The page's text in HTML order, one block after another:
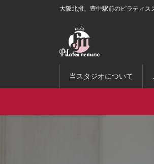
ッ
移
大阪北摂、豊中駅前のピラティ
当スタジオについて